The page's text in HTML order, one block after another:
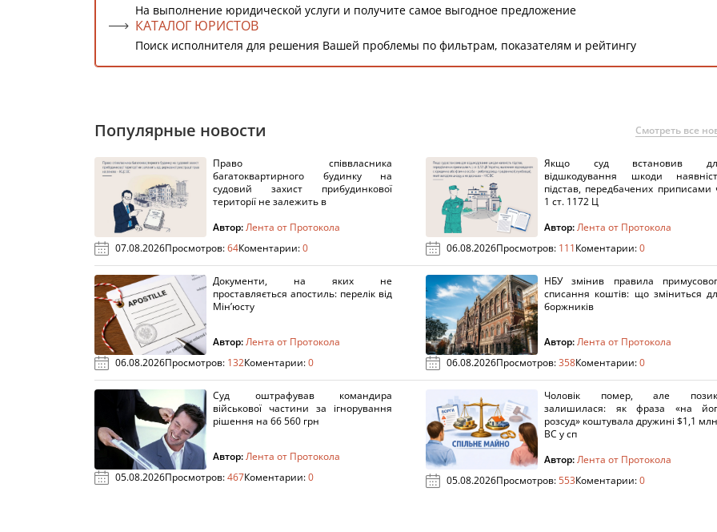
На выполнение юридической услуги и получите самое выгодное предложение
КАТАЛОГ ЮРИСТОВ
Поиск исполнителя для решения Вашей проблемы по фильтрам, показателям и рейтингу
Популярные новости Смотреть все
Право співвласника
багатоквартирного будинку на
судовий захист прибудинкової
території не залежить в
Автор:Лента от Протокола
07.08.2026Просмотров:64Коментарии:0
Якщо суд встановив
відшкодування шкоди
підстав, передбачених приписами
1 ст. 1172 Ц
Автор:Лента от Протокола
06.08.2026Просмотров: 111Коментарии:0
Документи, на яких не
проставляється апостиль: перелік від
Мін’юсту
Автор:Лента от Протокола
06.08.2026Просмотров: 132Коментарии:0
НБУ змінив правила
списання коштів: що зміниться
боржників
Автор:Лента от Протокола
06.08.2026Просмотров:358Коментарии:0
Суд оштрафував командира
військової частини за ігнорування
рішення на 66 560 грн
Автор:Лента от Протокола
05.08.2026Просмотров:467Коментарии:0
Чоловік помер, але
залишилася: як фраза «на
розсуд» коштувала дружині $1,1
ВС у сп
Автор:Лента от Протокола
05.08.2026Просмотров:553Коментарии:0